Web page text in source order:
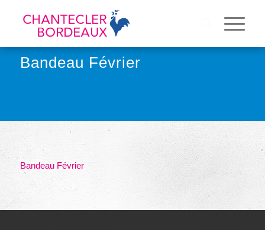
Bandeau Février
Bandeau Février